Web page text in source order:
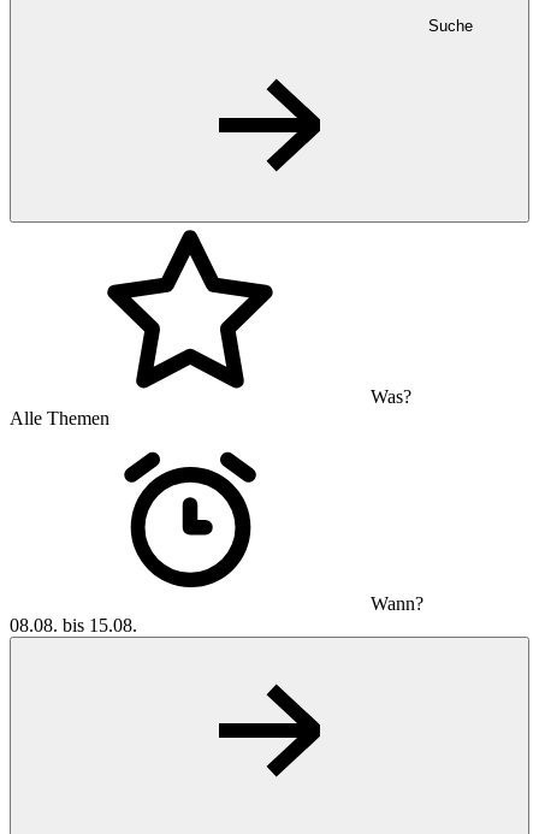
Suche
Was?
Alle Themen
Wann?
08.08. bis 15.08.